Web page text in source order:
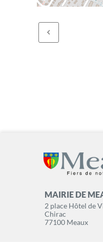
MAIRIE DE
2 place Hôtel de
Chirac
77100 Meaux